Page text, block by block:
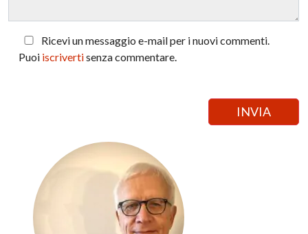
Ricevi un messaggio e-mail per i nuovi commenti.
Puoi iscrivertisenza commentare.